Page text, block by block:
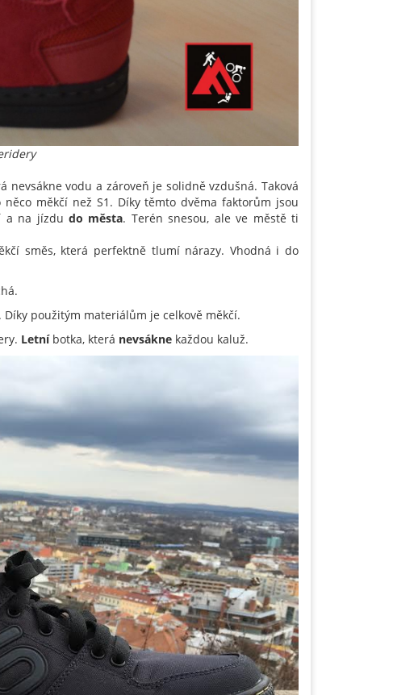
vodu a zároveň je solidně vzdušná. Taková
měkčí než S1. Díky těmto dvěma faktorům jsou
a na jízdudo města. Terén snesou, ale ve městě ti
směs, která perfektně tlumí nárazy. Vhodná i do
. Díky použitým materiálům je celkově měkčí.
Letníbotka, která nevsákne každou kaluž.